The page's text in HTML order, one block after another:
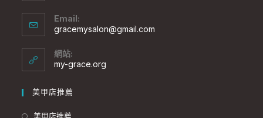
Email:
gracemysalon@gmail.com
網站:
my-grace.org
美甲店推薦
美甲店推薦